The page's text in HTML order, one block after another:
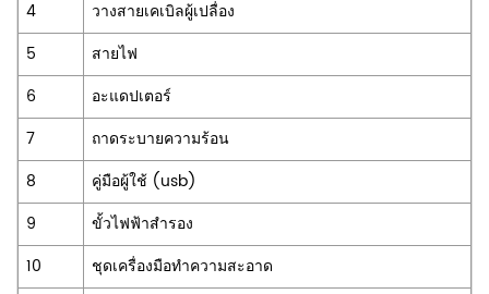
4
วางสายเคเบิลผู้เปลื่อง
5
สายไฟ
6
อะแดปเตอร์
7
ถาดระบายความร้อน
8
คู่มือผู้ใช้ (usb)
9
ขั้วไฟฟ้าสำรอง
10
ชุดเครื่องมือทำความสะอาด